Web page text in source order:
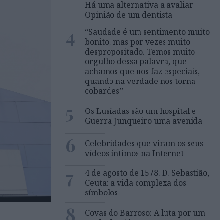
Há uma alternativa a avaliar.
Opinião de um dentista
4
“Saudade é um sentimento muito
bonito, mas por vezes muito
despropositado. Temos muito
orgulho dessa palavra, que
achamos que nos faz especiais,
quando na verdade nos torna
cobardes’’
5
Os Lusíadas são um hospital e
Guerra Junqueiro uma avenida
6
Celebridades que viram os seus
vídeos íntimos na Internet
7
4 de agosto de 1578. D. Sebastião,
Ceuta: a vida complexa dos
símbolos
8
Covas do Barroso: A luta por um